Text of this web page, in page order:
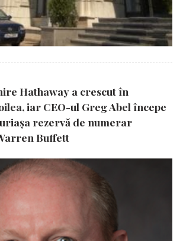
Hathaway a crescut în
iar CEO-ul Greg Abel începe
uriașa rezervă de numerar
Buffett